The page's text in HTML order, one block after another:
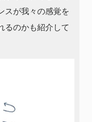
スが我々の感覚を
るのかも紹介して